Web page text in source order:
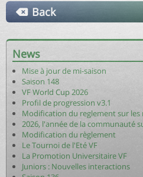
Back
News
Mise à jour de mi-saison
Saison 148
VF World Cup 2026
Profil de progression v3.1
Modification du reglement sur les
2026, l'année de la communauté
Modification du règlement
Le Tournoi de l'Eté VF
La Promotion Universitaire VF
Juniors : Nouvelles interactions